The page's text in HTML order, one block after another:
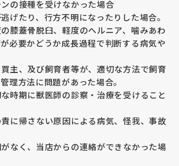
の接種を受けなかった場合
げたり、行方不明になったりした場合。
膝蓋骨脱臼、軽度のヘルニア、噛みあわ
必要かどうか成長過程で判断する病気や
主、及び飼育者等が、適切な方法で飼育
理方法に問題があった場合。
時期に獣医師の診察・治療を受けること
に帰さない原因による病気、怪我、事故
なく、当店からの連絡ができなかった場